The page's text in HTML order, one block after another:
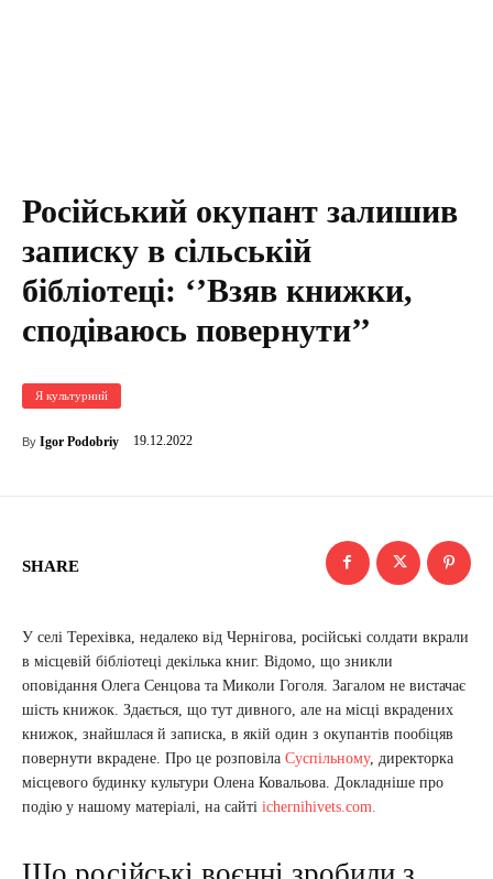
Російський окупант залишив
записку в сільській
бібліотеці: ‘’Взяв книжки,
сподіваюсь повернути’’
Я культурний
By Igor Podobriy 19.12.2022
SHARE
У селі Терехівка, недалеко від Чернігова, російські солдати вкрали
в місцевій бібліотеці декілька книг. Відомо, що зникли
оповідання Олега Сенцова та Миколи Гоголя. Загалом не вистачає
шість книжок. Здається, що тут дивного, але на місці вкрадених
книжок, знайшлася й записка, в якій один з окупантів пообіцяв
повернути вкрадене. Про це розповіла Суспільному, директорка
місцевого будинку культури Олена Ковальова. Докладніше про
подію у нашому матеріалі, на сайті ichernihivets.com.